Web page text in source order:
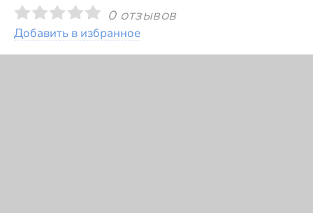
0 отзывов
Добавить в избранное